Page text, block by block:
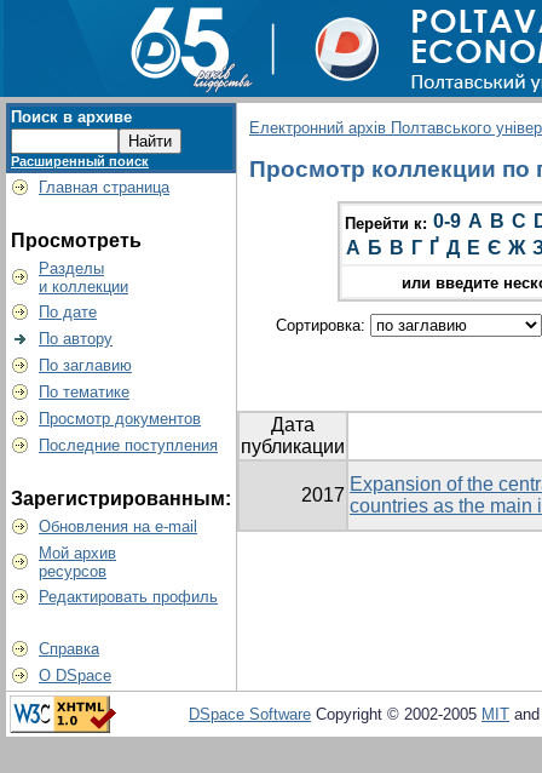
Поиск в архиве
Расширенный поиск
Главная страница
Просмотреть
Разделы
и коллекции
По дате
По автору
По заглавию
По тематике
Просмотр документов
Последние поступления
Зарегистрированным:
Обновления на e-mail
Мой архив
ресурсов
Редактировать профиль
Справка
О DSpace
Електронний архів Полтавського
Просмотр коллекции по
Перейти к: 0-9 A B C
А Б В Г Ґ Д Е Є Ж
или введите
Сортировка:
Дата
публикации
2017
Expansion of the
countries as the main
DSpace Software Copyright © 2002-2005 MIT